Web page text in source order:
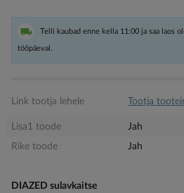
Telli kaubad enne kella 11:00 ja saa laos
tööpäeval.
Link tootja lehele Tootja
Lisa1 toode
Jah
Rike toode
Jah
DIAZED sulavkaitse